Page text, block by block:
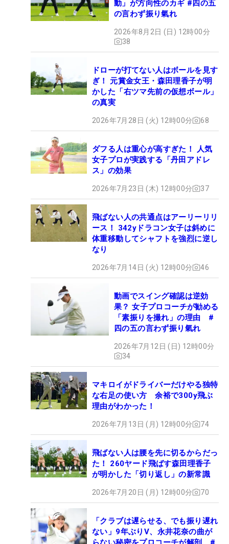
動」が方向性のカギ #四の五
の言わず振り氣れ
2026年8月2日 (日) 12時00分
38
ドローが打てない人はボールを見す
ぎ！ 元賞金女王・森田理香子が明
かした「右ツマ先前の仮想ボール」
の真実
2026年7月28日 (火) 12時00分 68
ダフる人は重心が高すぎた！ 人気
女子プロが実践する「丹田アドレ
ス」の効果
2026年7月23日 (木) 12時00分 37
飛ばない人の共通点はアーリーリリ
ース！ 342yドラコン女子は斜めに
体重移動してシャフトを強烈に逆し
なり
2026年7月14日 (火) 12時00分 46
動画でスイング確認は逆効
果？ 女子プロコーチが勧める
「素振りを撮れ」の理由 #
四の五の言わず振り氣れ
2026年7月12日 (日) 12時00分
34
マキロイがドライバーだけやる独特
な右足の使い方 余裕で300y飛ぶ
理由がわかった！
2026年7月13日 (月) 12時00分 74
飛ばない人は腰を先に切るからだっ
た！ 260ヤード飛ばす森田理香子
が明かした「切り返し」の新常識
2026年7月20日 (月) 12時00分 70
「クラブは遅らせる、でも振り遅れ
ない」9年ぶりV、永井花奈の曲が